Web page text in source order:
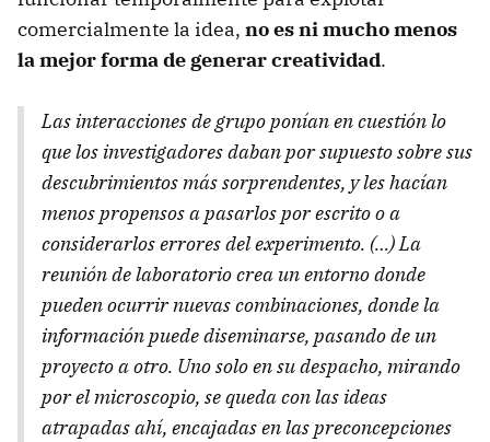
comercialmente la idea, no es ni mucho menos
la mejor forma de generar creatividad.
Las interacciones de grupo ponían en cuestión lo
que los investigadores daban por supuesto sobre sus
descubrimientos más sorprendentes, y les hacían
menos propensos a pasarlos por escrito o a
considerarlos errores del experimento. (…) La
reunión de laboratorio crea un entorno donde
pueden ocurrir nuevas combinaciones, donde la
información puede diseminarse, pasando de un
proyecto a otro. Uno solo en su despacho, mirando
por el microscopio, se queda con las ideas
atrapadas ahí, encajadas en las preconcepciones